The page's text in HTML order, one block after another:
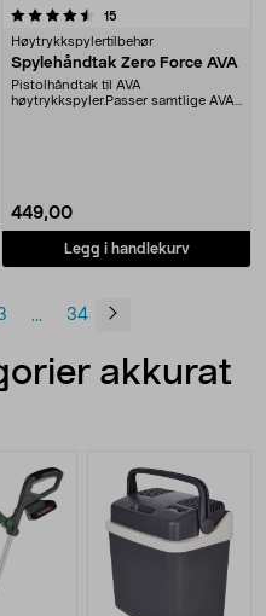
15
Høytrykkspylertilbehør
Spylehåndtak Zero Force AVA
Pistolhåndtak til AVA
høytrykkspyler.Passer samtlige AVA-
449,00
Legg i handlekurv
... 34
akkurat